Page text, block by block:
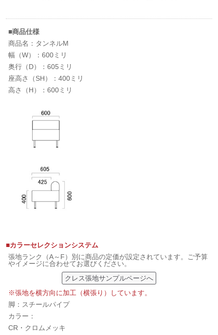
■商品仕様
商品名：タンネルM
幅（W）：600ミリ
奥行（D）：605ミリ
座高さ（SH）：400ミリ
高さ（H）：600ミリ
■カラーセレクションシステム
張地ランク（A～F）別に商品の定価が設定されています。ご予算
やイメージに合わせてお選びください。
クレス張地サンプルページへ
※張地を横方向に加工（横張り）しています。
脚：スチールパイプ
カラー：
CR・クロムメッキ